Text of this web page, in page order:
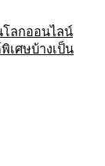
โลกออนไลน์
เศษบ้างเป็น